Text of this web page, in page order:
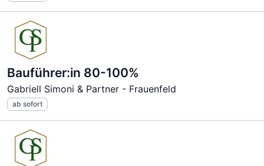
Bauführer:in 80-100%
Gabriell Simoni & Partner - Frauenfeld
ab sofort